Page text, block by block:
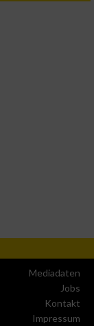
Mediadaten
Jobs
Kontakt
Impressum